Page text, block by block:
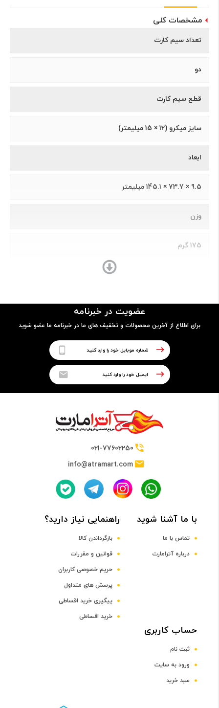
مشخصات کلی
تعداد سیم کارت
دو
قطع سیم کارت
سايز ميکرو (12 × 15 ميلیمتر)
ابعاد
9.5 × 73.7 × 145.1 ميلیمتر
وزن
175 گرم
بدنه تمام پلاستیک
پردازنده
نوع پردازنده
Quad-core Cortex-A53
1.1 گيگاهرتز
صفحه نمایش
سایز صفحه نمایش
عضویت در خبرنامه
برای اطلاع از آخرین محصولات و تخفیف های ما در خبرنامه ما عضو شوید
021-77602250
info@atramart.com
با ما آشنا شوید
تماس با ما
درباره آترامارت
راهنمایی نیاز دارید؟
بازگرداندن کالا
قوانین و مقررات
حریم خصوصی کاربران
پرسش های متداول
پیگیری خرید اقساطی
خرید اقساطی
حساب کاربری
ثبت نام
ورود به سایت
سبد خرید